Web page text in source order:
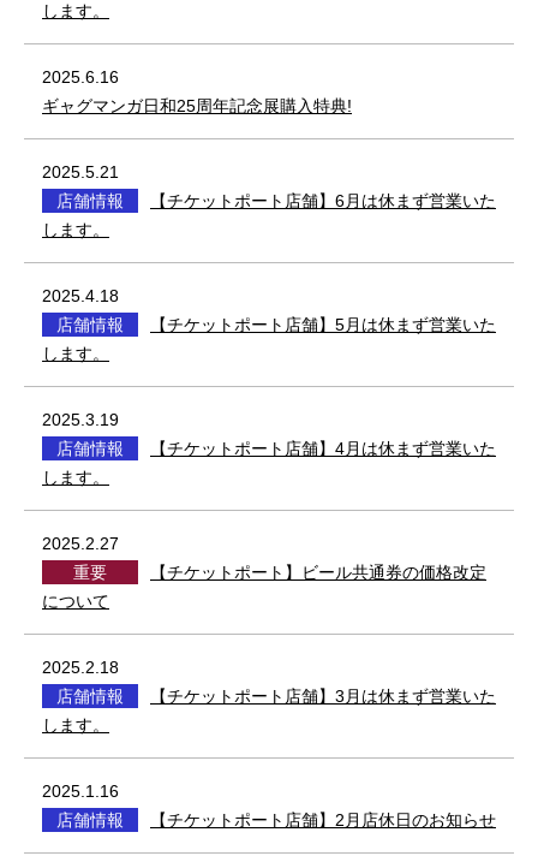
します。
2025.6.16
ギャグマンガ日和25周年記念展購入特典!
2025.5.21
店舗情報
【チケットポート店舗】6月は休まず営業いた
します。
2025.4.18
店舗情報
【チケットポート店舗】5月は休まず営業いた
します。
2025.3.19
店舗情報
【チケットポート店舗】4月は休まず営業いた
します。
2025.2.27
重要
【チケットポート】ビール共通券の価格改定
について
2025.2.18
店舗情報
【チケットポート店舗】3月は休まず営業いた
します。
2025.1.16
店舗情報
【チケットポート店舗】2月店休日のお知らせ